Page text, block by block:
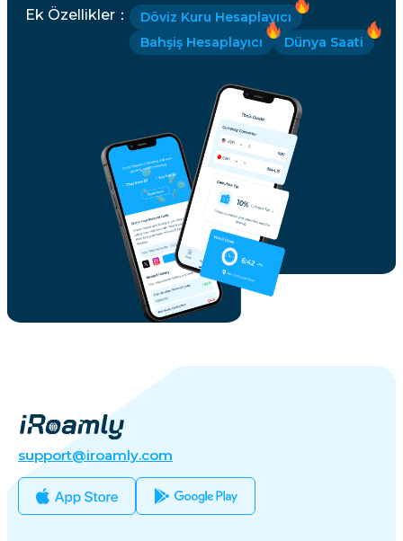
Ek Özellikler ：
Döviz Kuru Hesaplayıcı
Bahşiş Hesaplayıcı
Dünya Saati
support@iroamly.com